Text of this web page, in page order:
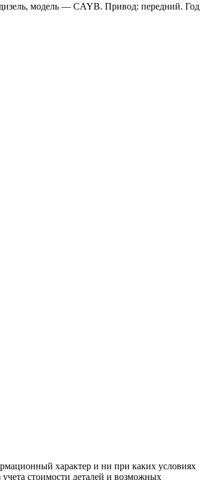
модель — CAYB. Привод: передний. Год
характер и ни при каких условиях
стоимости деталей и возможных